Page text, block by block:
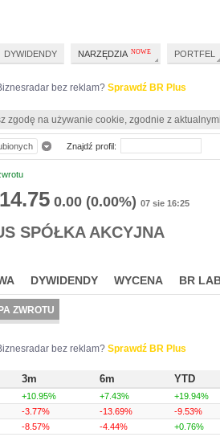
bez reklam? Sprawdź BR Plus
zgodę na używanie cookie, zgodnie z
14.75 0.00 (0.00%) 07 sie 16:25
SPÓŁKA AKCYJNA
DYWIDENDY WYCENA BR
ZWROTU
bez reklam? Sprawdź BR Plus
3m 6m YTD
+10.95% +7.43% +19.94%
-3.77% -13.69% -9.53%
-8.57% -4.44% +0.76%
Znajdź profil:
DYWIDENDY NARZĘDZIA PORTFEL